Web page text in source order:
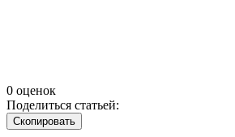
0 оценок
Поделиться статьей:
Cкопировать